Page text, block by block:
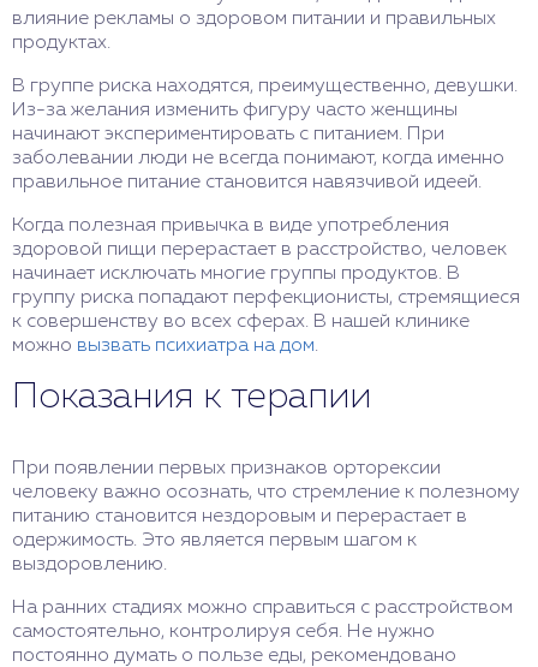
влияние рекламы о здоровом питании и правильных
продуктах.
В группе риска находятся, преимущественно, девушки.
Из-за желания изменить фигуру часто женщины
начинают экспериментировать с питанием. При
заболевании люди не всегда понимают, когда именно
правильное питание становится навязчивой идеей.
Когда полезная привычка в виде употребления
здоровой пищи перерастает в расстройство, человек
начинает исключать многие группы продуктов. В
группу риска попадают перфекционисты, стремящиеся
к совершенству во всех сферах. В нашей клинике
можно вызвать психиатра на дом.
Показания к терапии
При появлении первых признаков орторексии
человеку важно осознать, что стремление к полезному
питанию становится нездоровым и перерастает в
одержимость. Это является первым шагом к
выздоровлению.
На ранних стадиях можно справиться с расстройством
самостоятельно, контролируя себя. Не нужно
постоянно думать о пользе еды, рекомендовано